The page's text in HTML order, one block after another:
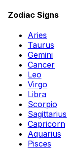
Zodiac Signs
Aries
Taurus
Gemini
Cancer
Leo
Virgo
Libra
Scorpio
Sagittarius
Capricorn
Aquarius
Pisces